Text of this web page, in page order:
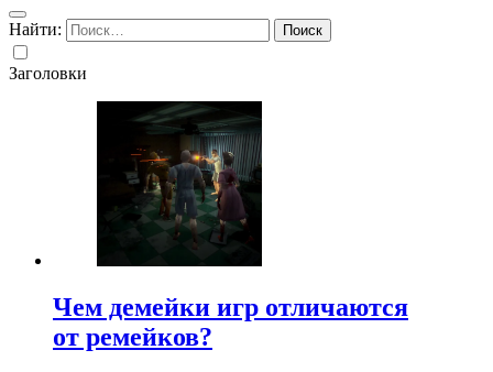
Найти:
Заголовки
Чем демейки игр отличаются
от ремейков?